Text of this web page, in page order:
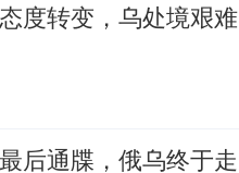
度转变，乌处境艰难
后通牒，俄乌终于走